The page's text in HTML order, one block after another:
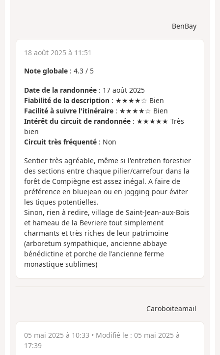
BenBay
18 août 2025 à 11:51
Note globale : 4.3 / 5
Date de la randonnée : 17 août 2025
Fiabilité de la description : ★★★★☆ Bien
Facilité à suivre l'itinéraire : ★★★★☆ Bien
Intérêt du circuit de randonnée : ★★★★★ Très
bien
Circuit très fréquenté : Non
Sentier très agréable, même si l'entretien forestier
des sections entre chaque pilier/carrefour dans la
forêt de Compiègne est assez inégal. A faire de
préférence en bluejean ou en jogging pour éviter
les tiques potentielles.
Sinon, rien à redire, village de Saint-Jean-aux-Bois
et hameau de la Bevriere tout simplement
charmants et très riches de leur patrimoine
(arboretum sympathique, ancienne abbaye
bénédictine et porche de l'ancienne ferme
monastique sublimes)
Caroboiteamail
05 mai 2025 à 10:33 • Modifié le : 05 mai 2025 à
17:39